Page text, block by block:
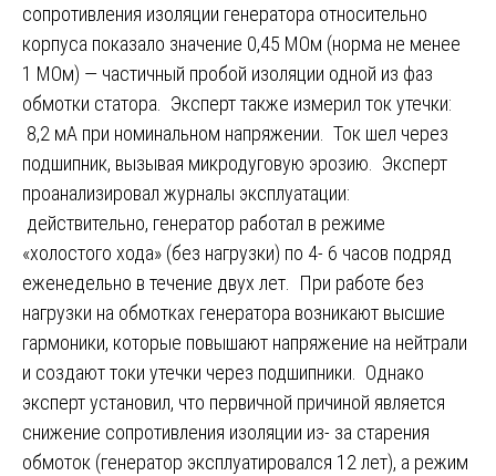
сопротивления изоляции генератора относительно
корпуса показало значение 0,45 МОм (норма не менее
1 МОм) — частичный пробой изоляции одной из фаз
обмотки статора. Эксперт также измерил ток утечки:
8,2 мА при номинальном напряжении. Ток шел через
подшипник, вызывая микродуговую эрозию. Эксперт
проанализировал журналы эксплуатации:
действительно, генератор работал в режиме
«холостого хода» (без нагрузки) по 4- 6 часов подряд
еженедельно в течение двух лет. При работе без
нагрузки на обмотках генератора возникают высшие
гармоники, которые повышают напряжение на нейтрали
и создают токи утечки через подшипники. Однако
эксперт установил, что первичной причиной является
снижение сопротивления изоляции из- за старения
обмоток (генератор эксплуатировался 12 лет), а режим